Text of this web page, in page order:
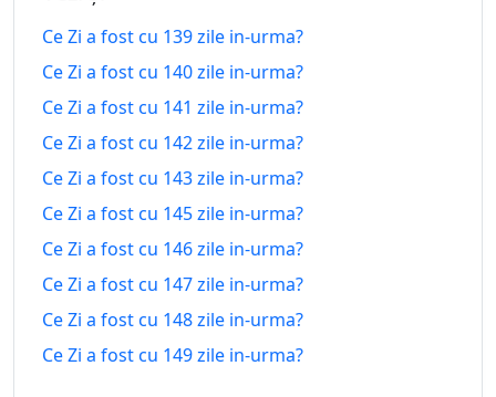
urma
zile in-
urma
22.03.2026
135 zile
peste
136
zile in-
urma
21.03.2026
136 zile
137
zile in-
urma
20.03.2026
137 zile
peste
138
Ce Zi a fost cu 139 zile in-urma?
Ce Zi a fost cu 140 zile in-urma?
Ce Zi a fost cu 141 zile in-urma?
Ce Zi a fost cu 142 zile in-urma?
Ce Zi a fost cu 143 zile in-urma?
Ce Zi a fost cu 145 zile in-urma?
Ce Zi a fost cu 146 zile in-urma?
Ce Zi a fost cu 147 zile in-urma?
Ce Zi a fost cu 148 zile in-urma?
Ce Zi a fost cu 149 zile in-urma?